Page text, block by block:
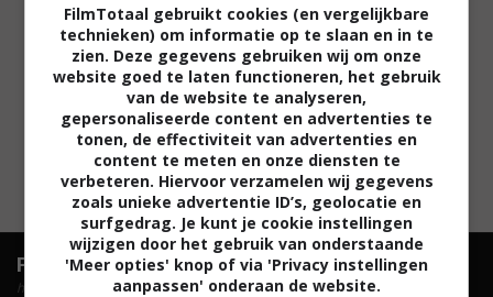
FilmTotaal.Hét online filmoverzicht.
hosted by
FilmTotaal gebruikt cookies (en vergelijkbare
technieken) om informatie op te slaan en in te
zien. Deze gegevens gebruiken wij om onze
website goed te laten functioneren, het gebruik
van de website te analyseren,
gepersonaliseerde content en advertenties te
tonen, de effectiviteit van advertenties en
content te meten en onze diensten te
verbeteren. Hiervoor verzamelen wij gegevens
zoals unieke advertentie ID’s, geolocatie en
surfgedrag. Je kunt je cookie instellingen
wijzigen door het gebruik van onderstaande
'Meer opties' knop of via 'Privacy instellingen
aanpassen' onderaan de website.